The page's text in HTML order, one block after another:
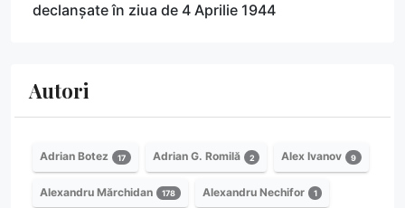
declanșate în ziua de 4 Aprilie 1944
Autori
Adrian Botez 17 Adrian G. Romilă 2 Alex Ivanov 9
Alexandru Mărchidan 178 Alexandru Nechifor 1